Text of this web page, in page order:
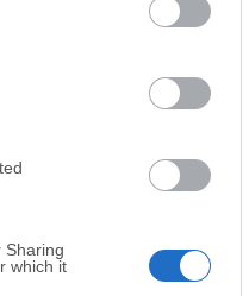
Sharing
which it
- Online Action Game
Evolved
Software más Populares »